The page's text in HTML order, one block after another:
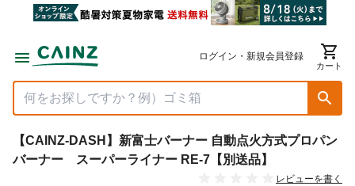
ログイン・新規会員登録
カート
【CAINZ-DASH】新富士バーナー 自動点火方式プロパン
バーナー スーパーライナー RE-7【別送品】
レビューを書く